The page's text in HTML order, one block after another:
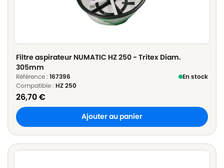
Filtre aspirateur NUMATIC HZ 250 - Tritex Diam.
305mm
Référence : 167396
En stock
Compatible : HZ 250
26,70€
Ajouter au panier